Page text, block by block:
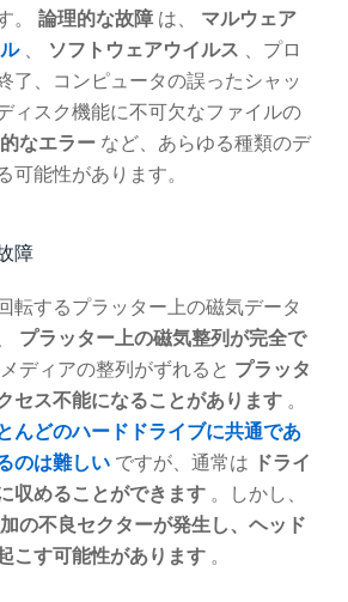
。 論理的な故障 は、 マルウェア
、 ソフトウェアウイルス 、プロ
了、コンピュータの誤ったシャッ
ィスク機能に不可欠なファイルの
なエラー など、あらゆる種類のデ
可能性があります。
障
転するプラッター上の磁気データ
プラッター上の磁気整列が完全で
ディアの整列がずれると プラッタ
セス不能になることがあります 。
んどのハードドライブに共通であ
のは難しい ですが、通常は
ドライ
収めることができます 。しかし、
の不良セクターが発生し、ヘッド
こす可能性があります 。